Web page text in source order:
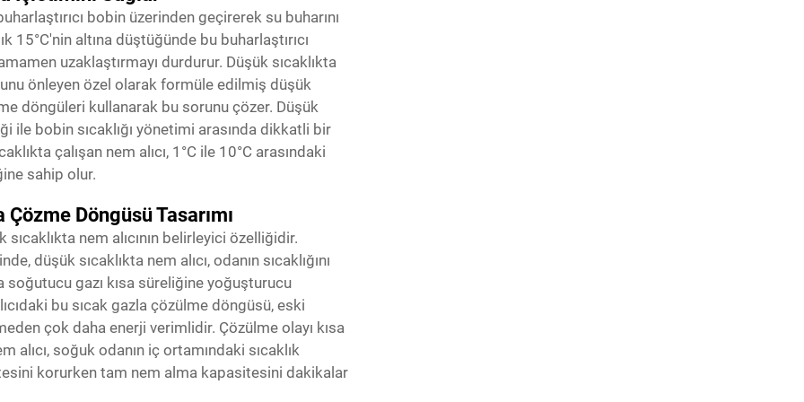
bobin üzerinden geçirerek su buharını
15°C'nin altına düştüğünde bu buharlaştırıcı
uzaklaştırmayı durdurur. Düşük sıcaklıkta
önleyen özel olarak formüle edilmiş düşük
döngüleri kullanarak bu sorunu çözer. Düşük
ile bobin sıcaklığı yönetimi arasında dikkatli bir
çalışan nem alıcı, 1°C ile 10°C arasındaki
sahip olur.
Çözme Döngüsü Tasarımı
nem alıcının belirleyici özelliğidir.
düşük sıcaklıkta nem alıcı, odanın sıcaklığını
gazı kısa süreliğine yoğuşturucu
bu sıcak gazla çözülme döngüsü, eski
çok daha enerji verimlidir. Çözülme olayı kısa
alıcı, soğuk odanın iç ortamındaki sıcaklık
korurken tam nem alma kapasitesini dakikalar